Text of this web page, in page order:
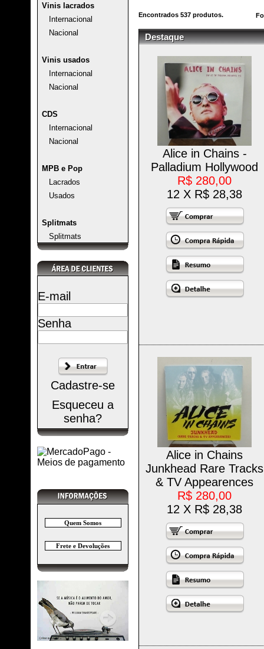
Vinis lacrados
Internacional
Nacional
Vinis usados
Internacional
Nacional
CDS
Internacional
Nacional
MPB e Pop
Lacrados
Usados
Splitmats
Splitmats
E-mail
Senha
Cadastre-se
Esqueceu a
senha?
Quem Somos
Frete e Devoluções
Encontrados 537 produtos.
Destaque
Alice in Chains -
Palladium Hollywood
R$ 280,00
12 X R$ 28,38
Alice in Chains
Junkhead Rare Tracks
& TV Appearences
R$ 280,00
12 X R$ 28,38